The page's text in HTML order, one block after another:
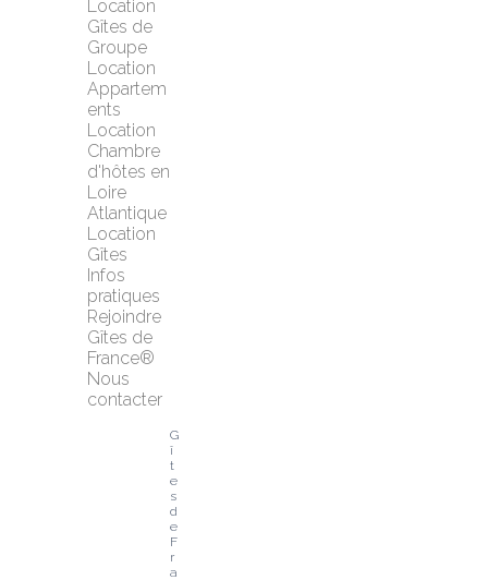
Location
Gîtes de
Groupe
Location
Appartem
ents
Location
Chambre
d'hôtes en
Loire
Atlantique
Location
Gîtes
Infos
pratiques
Rejoindre
Gîtes de
France®
Nous
contacter
G
î
t
e
s
d
e
F
r
a